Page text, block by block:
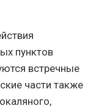
пунктов
встречные
части также